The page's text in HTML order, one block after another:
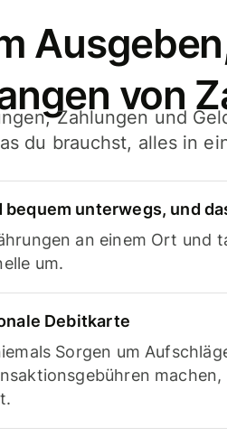
von
Zahlungen und
du brauchst, alles in
bequem unterwegs, und
an einem Ort und
um.
Debitkarte
Sorgen um